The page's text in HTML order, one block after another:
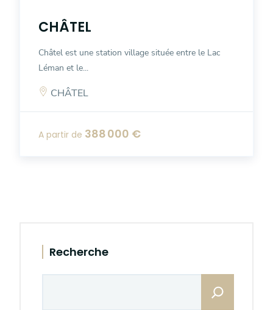
CHÂTEL
Châtel est une station village située entre le Lac
Léman et le...
CHÂTEL
A partir de 388 000 €
Sidebar
Recherche